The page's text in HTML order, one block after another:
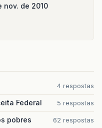
nov. de 2010
4 respostas
Federal 5 respostas
pobres
62 respostas